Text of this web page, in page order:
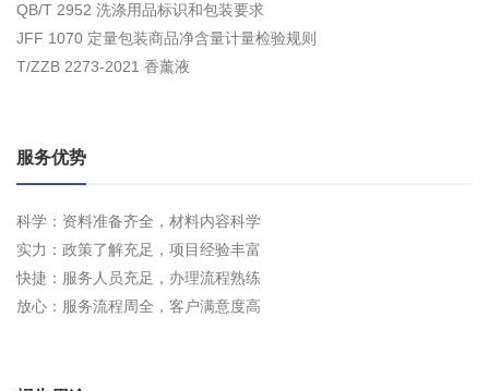
QB/T 2952 洗涤用品标识和包装要求
JFF 1070 定量包装商品净含量计量检验规则
T/ZZB 2273-2021 香薰液
服务优势
科学：资料准备齐全，材料内容科学
实力：政策了解充足，项目经验丰富
快捷：服务人员充足，办理流程熟练
放心：服务流程周全，客户满意度高